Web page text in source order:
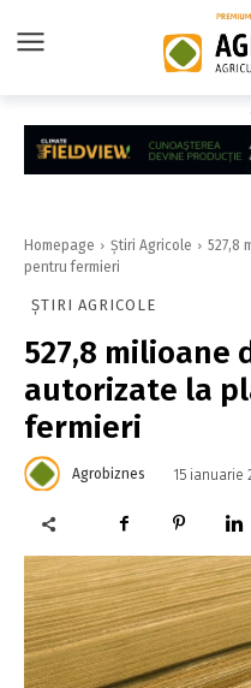
Homepage Știri Agricole
527,8
pentru fermieri
ȘTIRI AGRICOLE
527,8 milioane
autorizate la
fermieri
Agrobiznes 15 ianuarie